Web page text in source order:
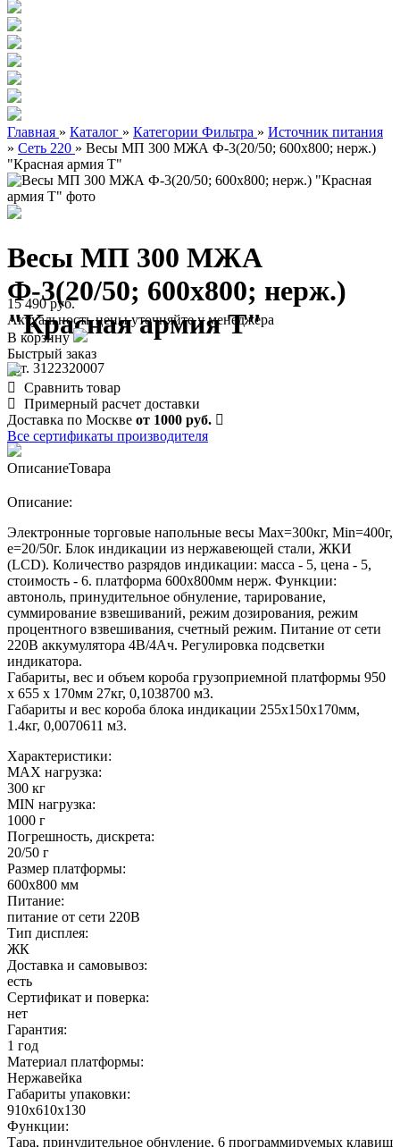
Главная » Каталог » Категории Фильтра » Источник питания
» Сеть 220 » Весы МП 300 МЖА Ф-3(20/50; 600х800; нерж.)
"Красная армия Т"
Весы МП 300 МЖА
Ф-3(20/50; 600х800; нерж.)
"Красная армия Т"
арт. 3122320007
15 490 руб.
Актуальность цены уточняйте у менеджера
В корзину
Быстрый заказ
Сравнить товар
Примерный расчет доставки
Доставка по Москве от 1000 руб.
Все сертификаты производителя
ОписаниеТовара
Описание:
Электронные торговые напольные весы Мах=300кг, Min=400г,
e=20/50г. Блок индикации из нержавеющей стали, ЖКИ
(LCD). Количество разрядов индикации: масса - 5, цена - 5,
стоимость - 6. платформа 600х800мм нерж. Функции:
автоноль, принудительное обнуление, тарирование,
суммирование взвешиваний, режим дозирования, режим
процентного взвешивания, счетный режим. Питание от сети
220В аккумулятора 4В/4Ач. Регулировка подсветки
индикатора.
Габариты, вес и объем короба грузоприемной платформы 950
х 655 х 170мм 27кг, 0,1038700 м3.
Габариты и вес короба блока индикации 255х150х170мм,
1.4кг, 0,0070611 м3.
Характеристики:
MAX нагрузка:
300 кг
MIN нагрузка:
1000 г
Погрешность, дискрета:
20/50 г
Размер платформы:
600х800 мм
Питание:
питание от сети 220В
Тип дисплея:
ЖК
Доставка и самовывоз:
есть
Сертификат и поверка:
нет
Гарантия:
1 год
Материал платформы:
Нержавейка
Габариты упаковки:
910х610х130
Функции:
Тара, принудительное обнуление, 6 программируемых клавиш